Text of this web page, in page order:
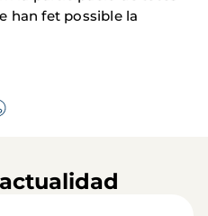
han fet possible la